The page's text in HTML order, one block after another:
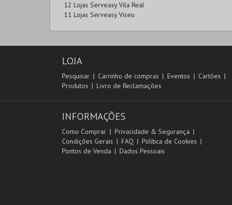
12 Lojas Serveasy Vila Real
11 Lojas Serveasy Viseu
LOJA
Pesquisar Carrinho de compras Eventos
Cartões
Produtos
Livro de Reclamações
INFORMAÇÕES
Como Comprar
Privacidade & Segurança
Condições Gerais
FAQ
Política de Cookies
Pontos de Venda
Dados Pessoais